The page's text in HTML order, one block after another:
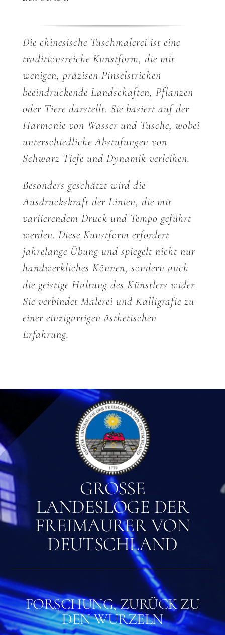
Die chinesische Tuschmalerei ist eine
traditionsreiche Kunstform, die mit
wenigen, präzisen Pinselstrichen
beeindruckende Landschaften, Pflanzen
oder Tiere darstellt. Sie basiert auf der
Harmonie von Wasser und Tusche, wobei
unterschiedliche Abstufungen von
Schwarz Tiefe und Dynamik verleihen.
Besonders geschätzt wird die
Ausdruckskraft der Linien, die mit
variierendem Druck und Tempo geführt
werden. Diese Kunstform erfordert
jahrelange Übung und spiegelt nicht nur
handwerkliches Können, sondern auch
die geistige Haltung des Künstlers wider.
Sie verbindet Malerei und Kalligrafie zu
einer einzigartigen ästhetischen
Erfahrung.
GROSSE L
ANDESLOGE DER F
REIMAURER VON D
EUTSCHLAND
FORSCHUNG, ZURÜCK ZU
DEN WURZELN